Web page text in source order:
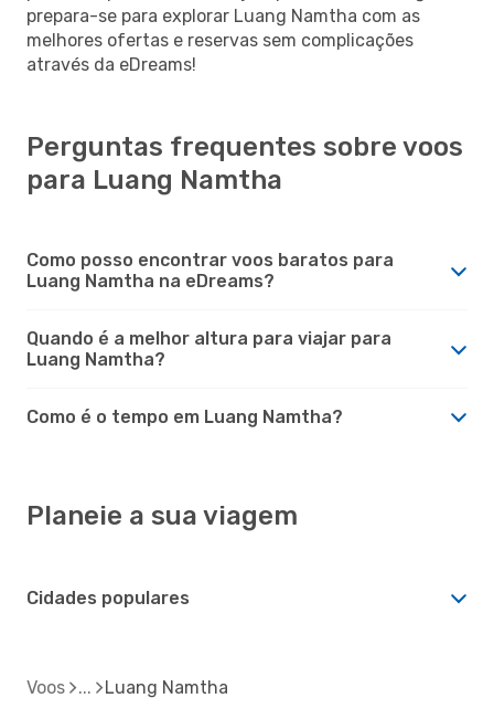
prepara-se para explorar Luang Namtha com as
melhores ofertas e reservas sem complicações
através da eDreams!
Perguntas frequentes sobre voos
para Luang Namtha
Como posso encontrar voos baratos para
Luang Namtha na eDreams?
Quando é a melhor altura para viajar para
Luang Namtha?
Como é o tempo em Luang Namtha?
Planeie a sua viagem
Cidades populares
Voos Luang Namtha